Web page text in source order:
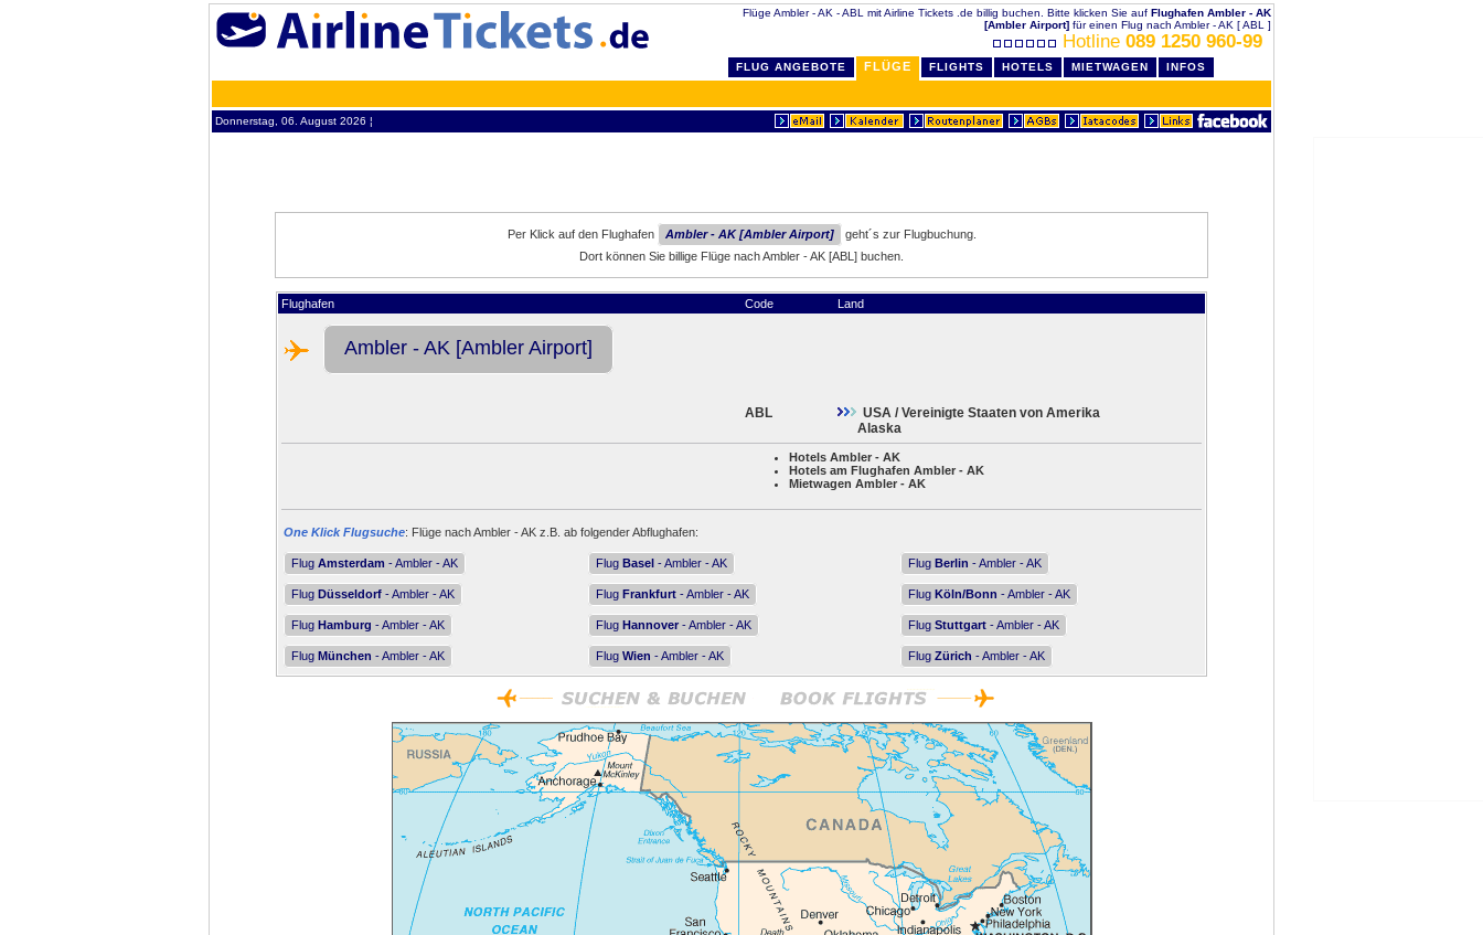
Flüge Ambler - AK - ABL mit Airline Tickets .de billig buchen. Bitte klicken Sie auf Flughafen Ambler - AK
[Ambler Airport] für einen Flug nach Ambler - AK [ ABL ]
Hotline 089 1250 960-99
FLUG ANGEBOTE FLÜGE FLIGHTS HOTELS MIETWAGEN INFOS
Donnerstag, 06. August 2026 ¦
Per Klick auf den Flughafen Ambler - AK [Ambler Airport]
geht´s zur Flugbuchung.
Dort können Sie billige Flüge nach Ambler - AK [ABL] buchen.
Flughafen Code Land
Ambler - AK [Ambler Airport]
ABL
USA / Vereinigte Staaten von Amerika
Alaska
Hotels Ambler - AK
Hotels am Flughafen Ambler - AK
Mietwagen Ambler - AK
One Klick Flugsuche: Flüge nach Ambler - AK z.B. ab folgender Abflughafen:
Flug Amsterdam - Ambler - AK Flug Basel - Ambler - AK Flug Berlin - Ambler - AK
Flug Düsseldorf - Ambler - AK Flug Frankfurt - Ambler - AK Flug Köln/Bonn - Ambler - AK
Flug Hamburg - Ambler - AK Flug Hannover - Ambler - AK Flug Stuttgart - Ambler - AK
Flug München - Ambler - AK Flug Wien - Ambler - AK Flug Zürich - Ambler - AK